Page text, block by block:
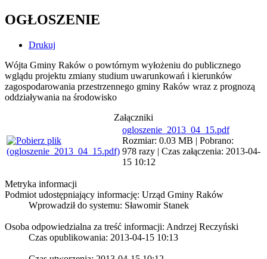
OGŁOSZENIE
Drukuj
Wójta Gminy Raków o powtórnym wyłożeniu do publicznego
wglądu projektu zmiany studium uwarunkowań i kierunków
zagospodarowania przestrzennego gminy Raków wraz z prognozą
oddziaływania na środowisko
Załączniki
ogloszenie_2013_04_15.pdf
Rozmiar: 0.03 MB | Pobrano:
978 razy | Czas załączenia: 2013-04-
15 10:12
Metryka informacji
Podmiot udostępniający informację: Urząd Gminy Raków
Wprowadził do systemu: Sławomir Stanek
Osoba odpowiedzialna za treść informacji: Andrzej Reczyński
Czas opublikowania: 2013-04-15 10:13